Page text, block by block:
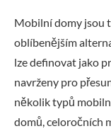
Mobilní domy jsou
oblíbenějším
lze definovat jako
navrženy pro
několik typů
domů, celoročních